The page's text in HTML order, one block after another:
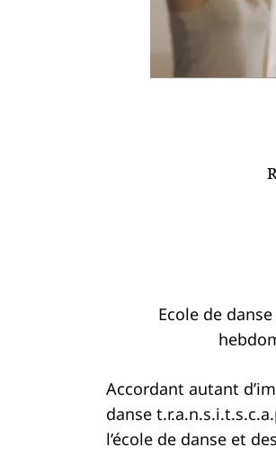
Ecole de
Accordant autant
danse
l’école de danse et